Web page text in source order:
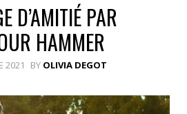
D’AMITIÉ PAR
HAMMER
2021 BY OLIVIA DEGOT